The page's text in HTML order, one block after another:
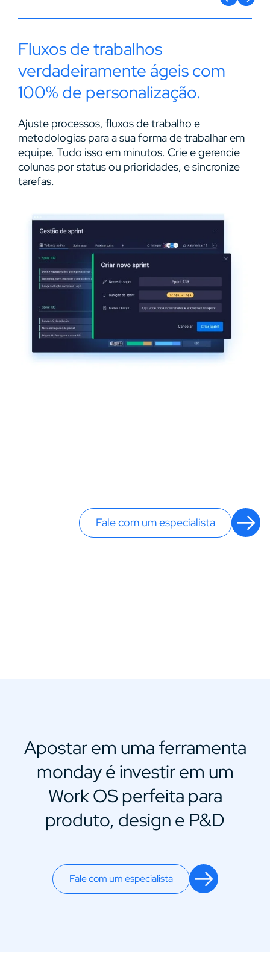
Fluxos de trabalhos
verdadeiramente ágeis com
100% de personalização.
Ajuste processos, fluxos de trabalho e
metodologias para a sua forma de trabalhar em
equipe. Tudo isso em minutos. Crie e gerencie
colunas por status ou prioridades, e sincronize
tarefas.
Fale com um especialista
Apostar em uma ferramenta
monday é investir em um
Work OS perfeita para
produto, design e P&D
Fale com um especialista